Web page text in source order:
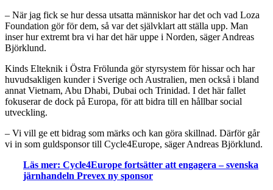
– När jag fick se hur dessa utsatta människor har det och vad Loza
Foundation gör för dem, så var det självklart att ställa upp. Man
inser hur extremt bra vi har det här uppe i Norden, säger Andreas
Björklund.
Kinds Elteknik i Östra Frölunda gör styrsystem för hissar och har
huvudsakligen kunder i Sverige och Australien, men också i bland
annat Vietnam, Abu Dhabi, Dubai och Trinidad. I det här fallet
fokuserar de dock på Europa, för att bidra till en hållbar social
utveckling.
– Vi vill ge ett bidrag som märks och kan göra skillnad. Därför går
vi in som guldsponsor till Cycle4Europe, säger Andreas Björklund.
Läs mer: Cycle4Europe fortsätter att engagera – svenska
järnhandeln Prevex ny sponsor